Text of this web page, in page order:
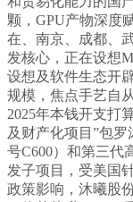
颗，GPU产物深度
在、南京、成都、
发核心，正在设想
设想及软件生态开
规模，焦点手艺自
2025年本钱开支打
及财产化项目”包
号C600）和第三代
发子项目，受美国
政策影响，沐曦股